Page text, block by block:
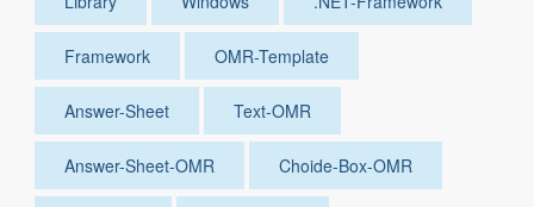
Framework OMR-Template
Answer-Sheet Text-OMR
Answer-Sheet-OMR Choide-Box-OMR